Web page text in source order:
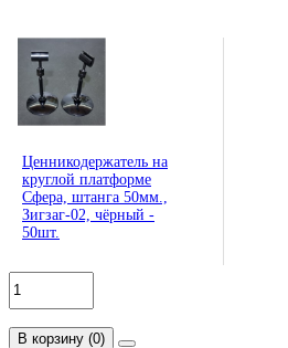
Ценникодержатель на
круглой платформе
Сфера, штанга 50мм.,
Зигзаг-02, чёрный -
50шт.
В корзину (0)